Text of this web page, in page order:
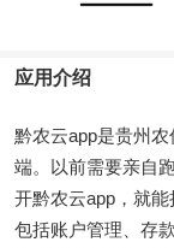
应用介绍
黔农云app是贵州
端。以前需要亲自
开黔农云app，就
包括账户管理、存